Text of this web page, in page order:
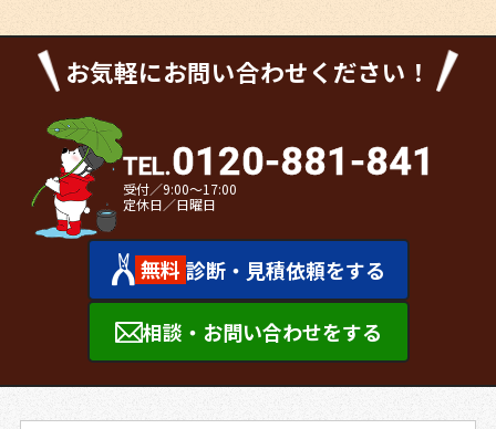
お気軽にお問い合わせください！
0120-881-841
受付／9:00～17:00
定休日／日曜日
無料 診断・見積依頼をする
相談・お問い合わせをする